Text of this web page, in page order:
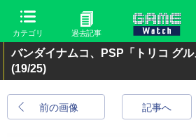
カテゴリ 過去記事
バンダイナムコ、PSP「トリコ グル
(19/25)
前の画像 記事へ